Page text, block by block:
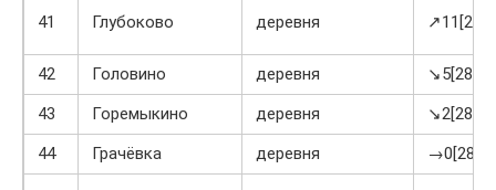
41 Глубоково деревня ↗11[28]
42 Головино деревня
↘5[28]
43
Горемыкино деревня
↘2[28]
44
Грачёвка деревня →0[28]